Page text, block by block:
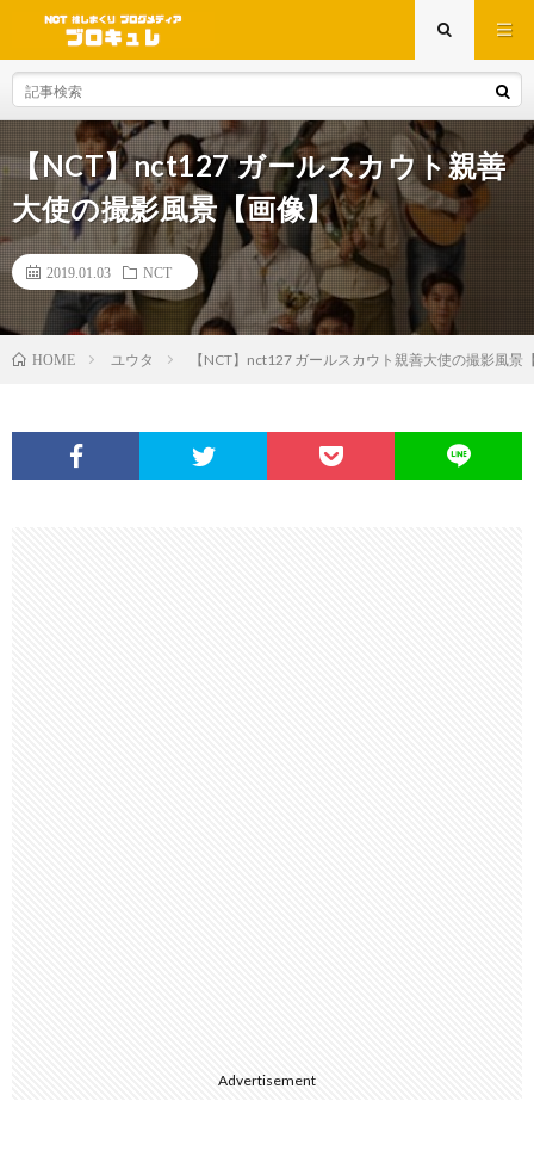
【NCT】nct127 ガールスカウト親善
大使の撮影風景【画像】
2019.01.03 NCT
HOME ユウタ 【NCT】nct127 ガールスカウト親善大使の撮影風景
Advertisement